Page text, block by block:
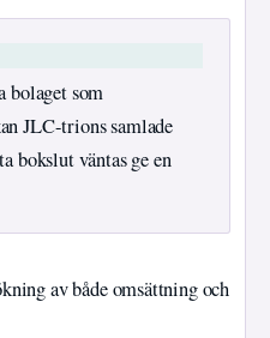
bolaget som
JLC-trions samlade
bokslut väntas ge en
av både omsättning och